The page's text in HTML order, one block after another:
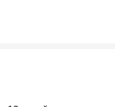
простотой
групп,
открыв